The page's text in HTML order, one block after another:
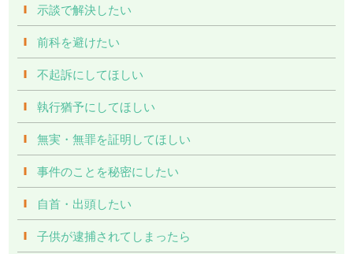
示談で解決したい
前科を避けたい
不起訴にしてほしい
執行猶予にしてほしい
無実・無罪を証明してほしい
事件のことを秘密にしたい
自首・出頭したい
子供が逮捕されてしまったら